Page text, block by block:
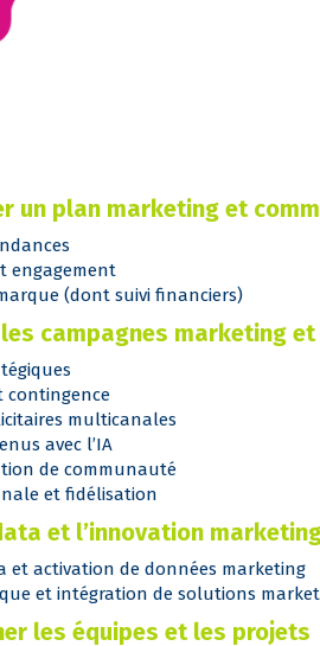
un plan marketing et
engagement
(dont suivi financiers)
campagnes marketing
contingence
multicanales
avec l’IA
de communauté
et fidélisation
et l’innovation
et activation de données marketing
et intégration de solutions
les équipes et les projets